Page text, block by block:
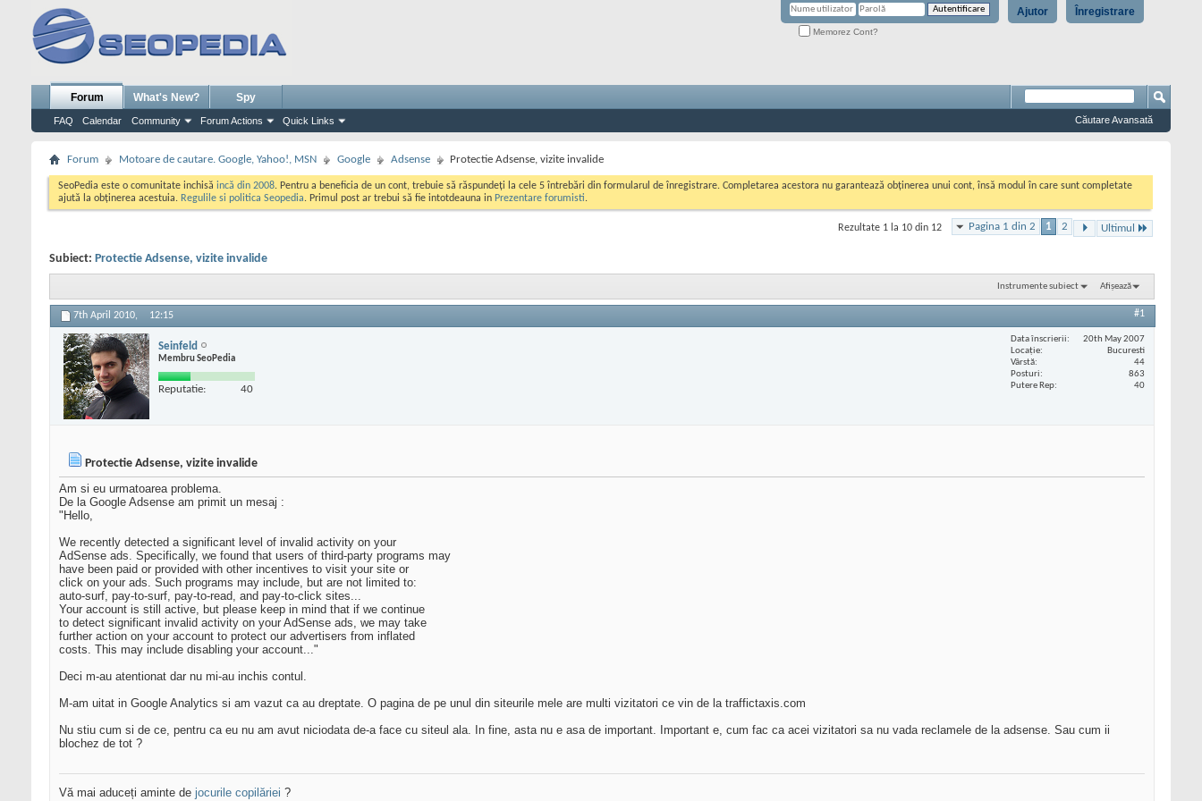
Înregistrare
Ajutor
Memorez Cont?
Forum
FAQ Calendar Community Forum Actions Quick Links
What's New? Spy
Căutare Avansată
Forum Motoare de cautare. Google, Yahoo!, MSN Google Adsense Protectie Adsense, vizite invalide
SeoPedia este o comunitate inchisă incă din 2008. Pentru a beneficia de un cont, trebuie să răspundeți la cele 5 întrebări din formularul de înregistrare. Completarea acestora nu garantează obținerea unui cont, însă modul în care sunt completate
ajută la obținerea acestuia. Regulile si politica Seopedia. Primul post ar trebui să fie intotdeauna in Prezentare forumisti.
Pagina 1 din 2 1 2 Ultimul
Rezultate 1 la 10 din 12
Subiect: Protectie Adsense, vizite invalide
Instrumente subiect Afișează
7th April 2010, 12:15 #1
Seinfeld
Membru SeoPedia
Reputatie: 40
Data înscrierii
20th May 2007
Locaţie
Bucuresti
Vârstă
44
Posturi
863
Putere Rep
40
Protectie Adsense, vizite invalide
Am si eu urmatoarea problema.
De la Google Adsense am primit un mesaj :
"Hello,
We recently detected a significant level of invalid activity on your
AdSense ads. Specifically, we found that users of third-party programs may
have been paid or provided with other incentives to visit your site or
click on your ads. Such programs may include, but are not limited to:
auto-surf, pay-to-surf, pay-to-read, and pay-to-click sites...
Your account is still active, but please keep in mind that if we continue
to detect significant invalid activity on your AdSense ads, we may take
further action on your account to protect our advertisers from inflated
costs. This may include disabling your account..."
Deci m-au atentionat dar nu mi-au inchis contul.
M-am uitat in Google Analytics si am vazut ca au dreptate. O pagina de pe unul din siteurile mele are multi vizitatori ce vin de la traffictaxis.com
Nu stiu cum si de ce, pentru ca eu nu am avut niciodata de-a face cu siteul ala. In fine, asta nu e asa de important. Important e, cum fac ca acei vizitatori sa nu vada reclamele de la adsense. Sau cum ii
blochez de tot ?
Vă mai aduceți aminte de jocurile copilăriei ?